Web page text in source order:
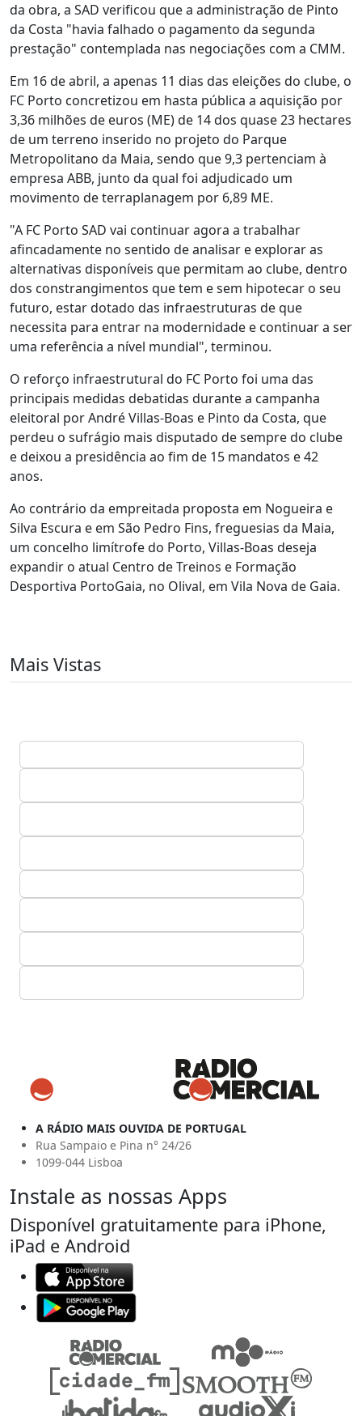
da obra, a SAD verificou que a administração de Pinto
da Costa "havia falhado o pagamento da segunda
prestação" contemplada nas negociações com a CMM.
Em 16 de abril, a apenas 11 dias das eleições do clube, o
FC Porto concretizou em hasta pública a aquisição por
3,36 milhões de euros (ME) de 14 dos quase 23 hectares
de um terreno inserido no projeto do Parque
Metropolitano da Maia, sendo que 9,3 pertenciam à
empresa ABB, junto da qual foi adjudicado um
movimento de terraplanagem por 6,89 ME.
"A FC Porto SAD vai continuar agora a trabalhar
afincadamente no sentido de analisar e explorar as
alternativas disponíveis que permitam ao clube, dentro
dos constrangimentos que tem e sem hipotecar o seu
futuro, estar dotado das infraestruturas de que
necessita para entrar na modernidade e continuar a ser
uma referência a nível mundial", terminou.
O reforço infraestrutural do FC Porto foi uma das
principais medidas debatidas durante a campanha
eleitoral por André Villas-Boas e Pinto da Costa, que
perdeu o sufrágio mais disputado de sempre do clube
e deixou a presidência ao fim de 15 mandatos e 42
anos.
Ao contrário da empreitada proposta em Nogueira e
Silva Escura e em São Pedro Fins, freguesias da Maia,
um concelho limítrofe do Porto, Villas-Boas deseja
expandir o atual Centro de Treinos e Formação
Desportiva PortoGaia, no Olival, em Vila Nova de Gaia.
Mais Vistas
A RÁDIO MAIS OUVIDA DE PORTUGAL
Rua Sampaio e Pina n° 24/26
1099-044 Lisboa
Instale as nossas Apps
Disponível gratuitamente para iPhone,
iPad e Android